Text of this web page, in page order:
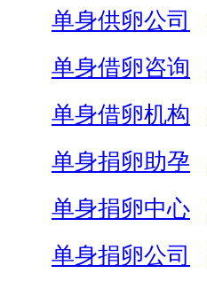
单身供卵公司
单身借卵咨询
单身借卵机构
单身捐卵助孕
单身捐卵中心
单身捐卵公司